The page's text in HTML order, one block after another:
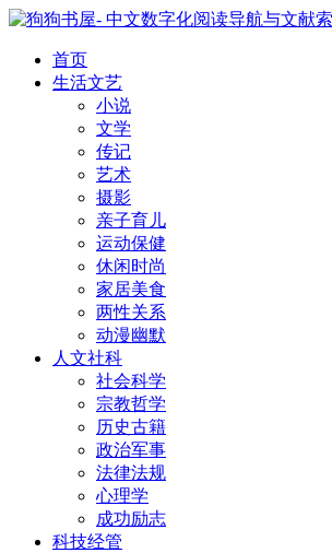
首页
生活文艺
小说
文学
传记
艺术
摄影
亲子育儿
运动保健
休闲时尚
家居美食
两性关系
动漫幽默
人文社科
社会科学
宗教哲学
历史古籍
政治军事
法律法规
心理学
成功励志
科技经管